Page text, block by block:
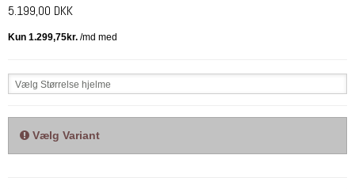
5.199,00 DKK
Vælg Størrelse hjelme
Vælg Variant